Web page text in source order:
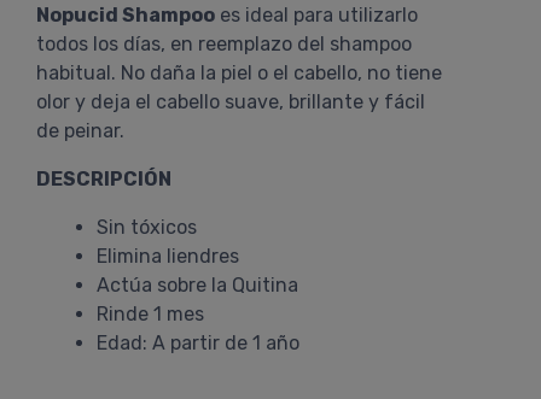
Nopucid Shampoo es ideal para utilizarlo
todos los días, en reemplazo del shampoo
habitual. No daña la piel o el cabello, no tiene
olor y deja el cabello suave, brillante y fácil
de peinar.
DESCRIPCIÓN
Sin tóxicos
Elimina liendres
Actúa sobre la Quitina
Rinde 1 mes
Edad: A partir de 1 año